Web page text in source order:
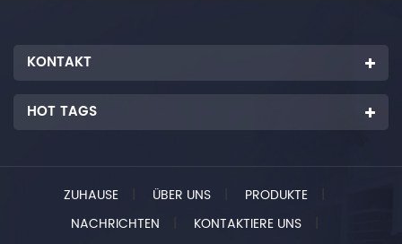
KONTAKT
HOT TAGS
ZUHAUSE ÜBER UNS PRODUKTE
NACHRICHTEN
KONTAKTIERE UNS